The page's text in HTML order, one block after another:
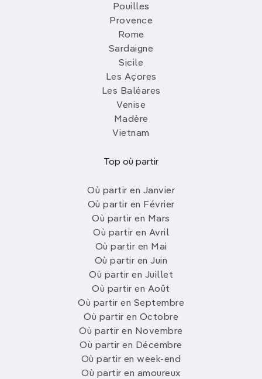
Pouilles
Provence
Rome
Sardaigne
Sicile
Les Açores
Les Baléares
Venise
Madère
Vietnam
Top où partir
Où partir en Janvier
Où partir en Février
Où partir en Mars
Où partir en Avril
Où partir en Mai
Où partir en Juin
Où partir en Juillet
Où partir en Août
Où partir en Septembre
Où partir en Octobre
Où partir en Novembre
Où partir en Décembre
Où partir en week-end
Où partir en amoureux